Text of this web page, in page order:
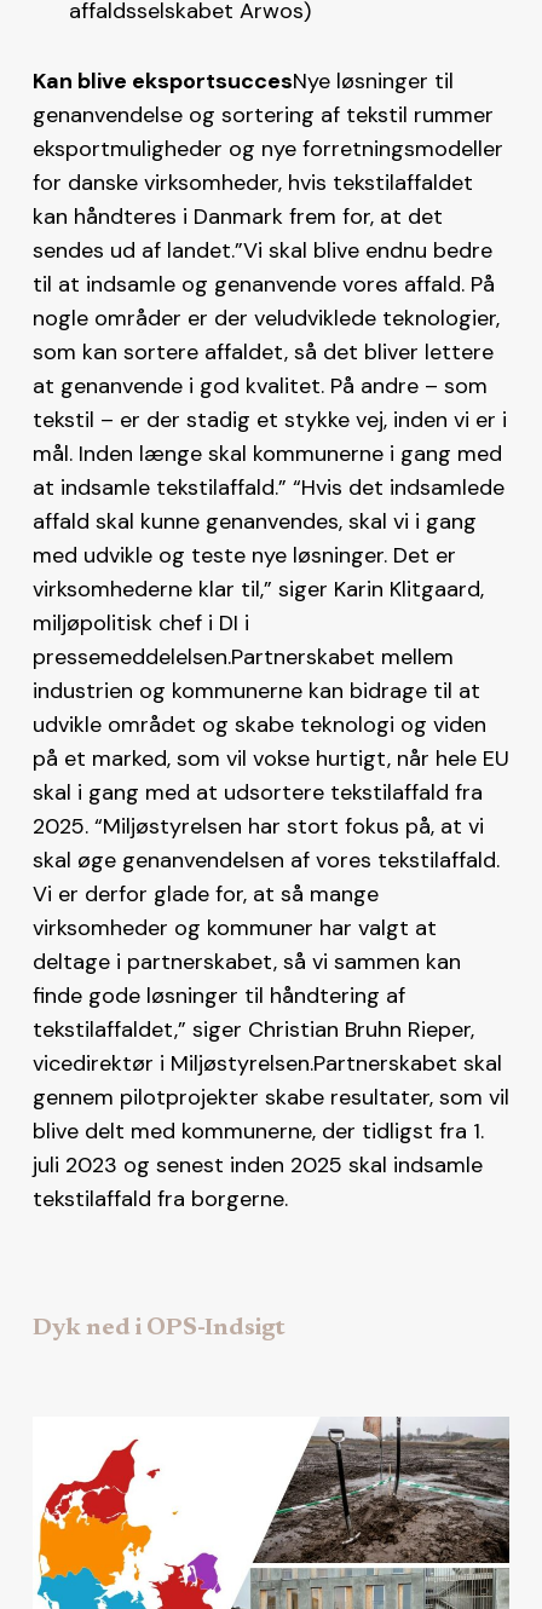
affaldsselskabet Arwos)
Kan blive eksportsuccesNye løsninger til
genanvendelse og sortering af tekstil rummer
eksportmuligheder og nye forretningsmodeller
for danske virksomheder, hvis tekstilaffaldet
kan håndteres i Danmark frem for, at det
sendes ud af landet.”Vi skal blive endnu bedre
til at indsamle og genanvende vores affald. På
nogle områder er der veludviklede teknologier,
som kan sortere affaldet, så det bliver lettere
at genanvende i god kvalitet. På andre – som
tekstil – er der stadig et stykke vej, inden vi er i
mål. Inden længe skal kommunerne i gang med
at indsamle tekstilaffald.” “Hvis det indsamlede
affald skal kunne genanvendes, skal vi i gang
med udvikle og teste nye løsninger. Det er
virksomhederne klar til,” siger Karin Klitgaard,
miljøpolitisk chef i DI i
pressemeddelelsen.Partnerskabet mellem
industrien og kommunerne kan bidrage til at
udvikle området og skabe teknologi og viden
på et marked, som vil vokse hurtigt, når hele EU
skal i gang med at udsortere tekstilaffald fra
2025. “Miljøstyrelsen har stort fokus på, at vi
skal øge genanvendelsen af vores tekstilaffald.
Vi er derfor glade for, at så mange
virksomheder og kommuner har valgt at
deltage i partnerskabet, så vi sammen kan
finde gode løsninger til håndtering af
tekstilaffaldet,” siger Christian Bruhn Rieper,
vicedirektør i Miljøstyrelsen.Partnerskabet skal
gennem pilotprojekter skabe resultater, som vil
blive delt med kommunerne, der tidligst fra 1.
juli 2023 og senest inden 2025 skal indsamle
tekstilaffald fra borgerne.
Dyk ned i OPS-Indsigt